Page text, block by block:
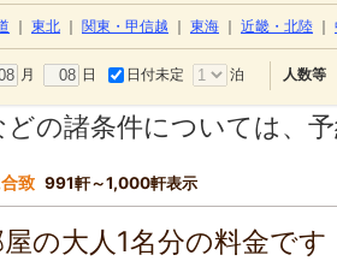
東北 関東・甲信越 東海 近畿・北陸
月 日 日付未定 泊 人数等
の諸条件については、
致 991軒～1,000軒表示
の大人1名分の料金で